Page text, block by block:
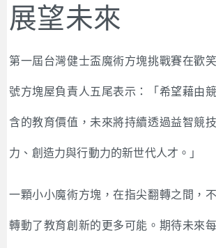
展望未來
第一屆台灣健士盃魔術方塊挑戰賽在歡
號方塊屋負責人五尾表示：「希望藉由
含的教育價值，未來將持續透過益智競
力、創造力與行動力的新世代人才。」
一顆小小魔術方塊，在指尖翻轉之間，
轉動了教育創新的更多可能。期待未來